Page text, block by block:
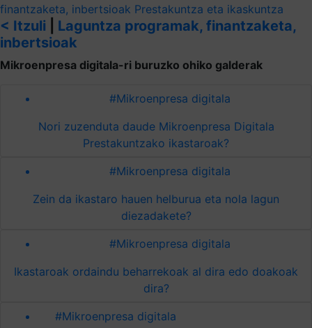
finantzaketa, inbertsioak Prestakuntza eta ikaskuntza
< Itzuli
Laguntza programak, finantzaketa,
inbertsioak
Mikroenpresa digitala-ri buruzko ohiko galderak
#Mikroenpresa digitala
Nori zuzenduta daude Mikroenpresa Digitala
Prestakuntzako ikastaroak?
#Mikroenpresa digitala
Zein da ikastaro hauen helburua eta nola lagun
diezadakete?
#Mikroenpresa digitala
Ikastaroak ordaindu beharrekoak al dira edo doakoak
dira?
#Mikroenpresa digitala